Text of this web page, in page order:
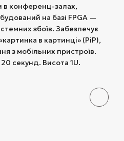
в конференц-залах,
на базі FPGA —
збоїв. Забезпечує
в картинці» (PiP),
з мобільних пристроїв.
секунд. Висота 1U.